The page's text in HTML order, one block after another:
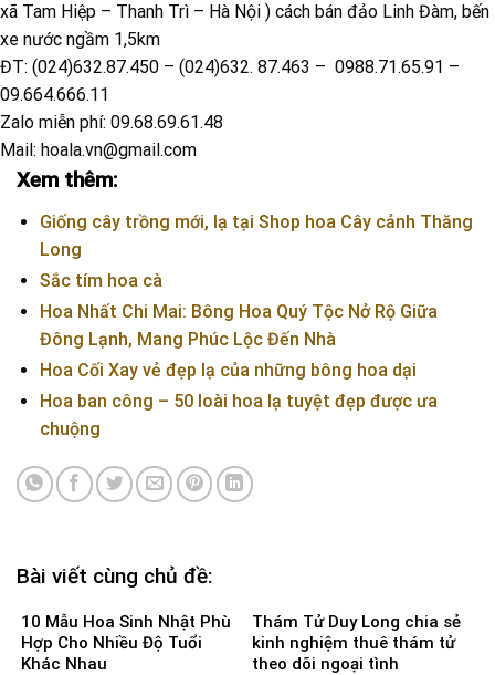
xã Tam Hiệp – Thanh Trì – Hà Nội ) cách bán đảo Linh Đàm, bến
xe nước ngầm 1,5km
ĐT: (024)632.87.450 – (024)632. 87.463 – 0988.71.65.91 –
09.664.666.11
Zalo miễn phí: 09.68.69.61.48
Mail: hoala.vn@gmail.com
Xem thêm:
Giống cây trồng mới, lạ tại Shop hoa Cây cảnh Thăng
Long
Sắc tím hoa cà
Hoa Nhất Chi Mai: Bông Hoa Quý Tộc Nở Rộ Giữa
Đông Lạnh, Mang Phúc Lộc Đến Nhà
Hoa Cối Xay vẻ đẹp lạ của những bông hoa dại
Hoa ban công – 50 loài hoa lạ tuyệt đẹp được ưa
chuộng
Bài viết cùng chủ đề:
10 Mẫu Hoa Sinh Nhật Phù
Hợp Cho Nhiều Độ Tuổi
Khác Nhau
Thám Tử Duy Long chia sẻ
kinh nghiệm thuê thám tử
theo dõi ngoại tình